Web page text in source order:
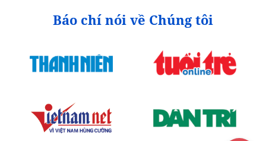
Báo chí nói về Chúng tôi